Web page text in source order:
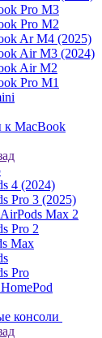
Pro M3
Pro M2
Ar M4 (2025)
Air M3 (2024)
Air M2
Pro M1
к MacBook
4 (2024)
Pro 3 (2025)
Max 2
Pro 2
Max
Pro
консоли